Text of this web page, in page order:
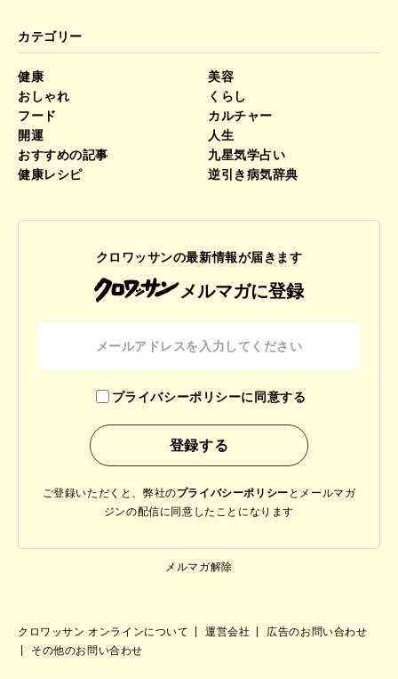
カテゴリー
健康
美容
おしゃれ
くらし
フード
カルチャー
開運
人生
おすすめの記事
九星気学占い
健康レシピ
逆引き病気辞典
クロワッサンの最新情報が届きます
メルマガに登録
プライバシーポリシーに同意する
ご登録いただくと、弊社のプライバシーポリシー と メールマガ
ジンの配信に同意したことになります
メルマガ解除
クロワッサン オンラインについて 運営会社
広告のお問い合わせ
その他のお問い合わせ